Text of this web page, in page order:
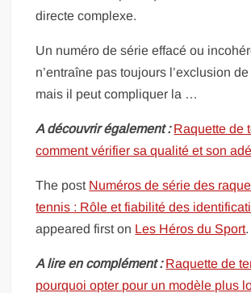
directe complexe.
Un numéro de série effacé ou
n’entraîne pas toujours l’exclusion
mais il peut compliquer la …
A découvrir également : Raquette de
comment vérifier sa qualité et son
The post Numéros de série des
tennis : Rôle et fiabilité des
appeared first on Les Héros du Sport.
A lire en complément : Raquette de
pourquoi opter pour un modèle plus